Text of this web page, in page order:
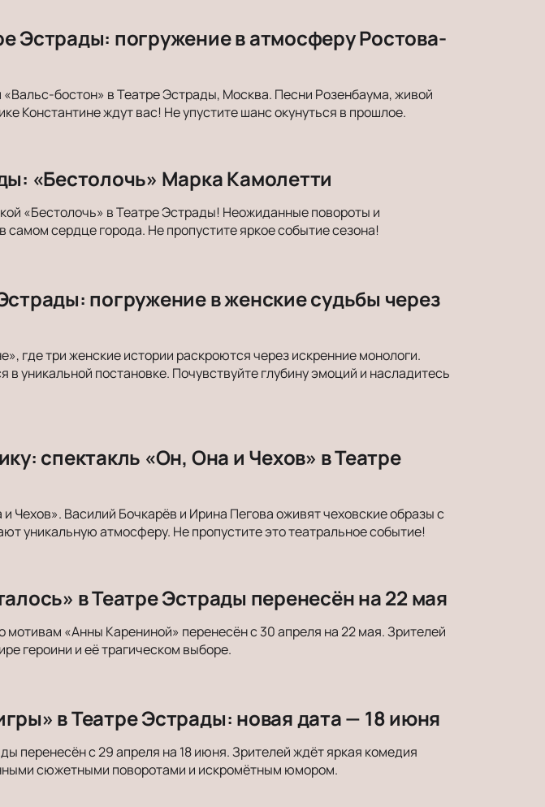
Эстрады: погружение в атмосферу Ростова-
бостон» в Театре Эстрады, Москва. Песни Розенбаума, живой
Константине ждут вас! Не упустите шанс окунуться в прошлое.
«Бестолочь» Марка Камолетти
«Бестолочь» в Театре Эстрады! Неожиданные повороты и
сердце города. Не пропустите яркое событие сезона!
погружение в женские судьбы через
где три женские истории раскроются через искренние монологи.
уникальной постановке. Почувствуйте глубину эмоций и насладитесь
спектакль «Он, Она и Чехов» в Театре
Чехов». Василий Бочкарёв и Ирина Пегова оживят чеховские образы с
уникальную атмосферу. Не пропустите это театральное событие!
в Театре Эстрады перенесён на 22 мая
мотивам «Анны Карениной» перенесён с 30 апреля на 22 мая. Зрителей
героини и её трагическом выборе.
в Театре Эстрады: новая дата — 18 июня
перенесён с 29 апреля на 18 июня. Зрителей ждёт яркая комедия
сюжетными поворотами и искромётным юмором.